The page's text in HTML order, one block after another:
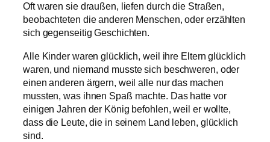
Oft waren sie draußen, liefen durch die Straßen,
beobachteten die anderen Menschen, oder erzählten
sich gegenseitig Geschichten.
Alle Kinder waren glücklich, weil ihre Eltern glücklich
waren, und niemand musste sich beschweren, oder
einen anderen ärgern, weil alle nur das machen
mussten, was ihnen Spaß machte. Das hatte vor
einigen Jahren der König befohlen, weil er wollte,
dass die Leute, die in seinem Land leben, glücklich
sind.